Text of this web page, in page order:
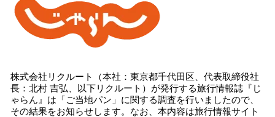
数
を
読
み
中
で
す
株式会社リクルート（本社：東京都千代田区、代表取締役社
長：北村 吉弘、以下リクルート）が発行する旅行情報誌『じ
ゃらん』は「ご当地パン」に関する調査を行いましたので、
その結果をお知らせします。なお、本内容は旅行情報サイト